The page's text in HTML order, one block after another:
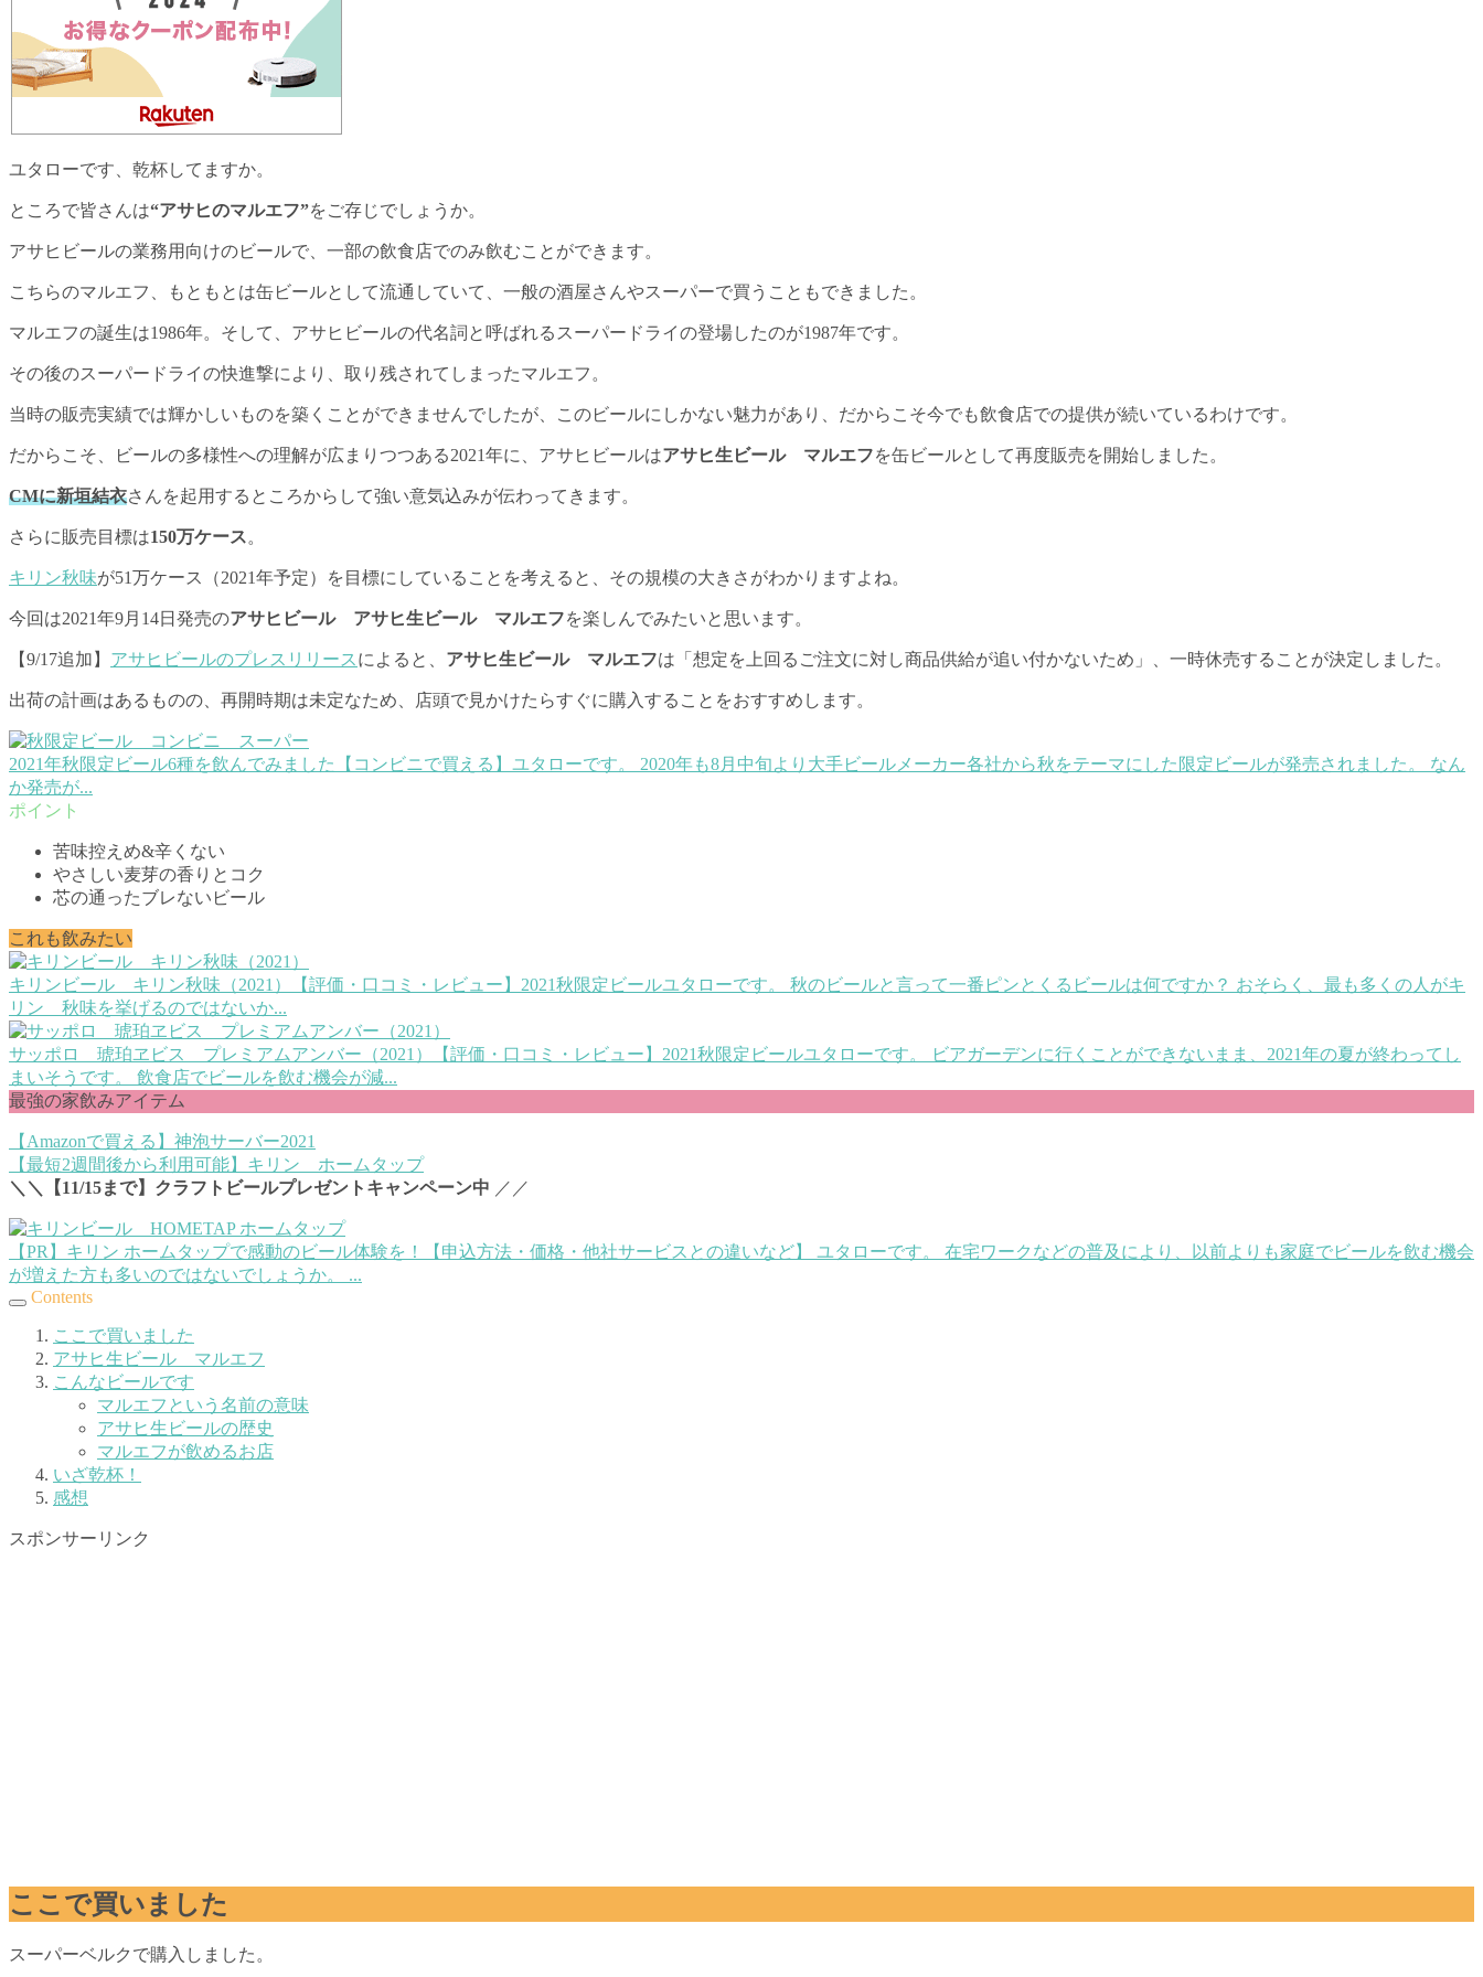
ユタローです、乾杯してますか。
ところで皆さんは“アサヒのマルエフ”をご存じでしょうか。
アサヒビールの業務用向けのビールで、一部の飲食店でのみ飲むことができます。
こちらのマルエフ、もともとは缶ビールとして流通していて、一般の酒屋さんやスーパーで買うこともできました。
マルエフの誕生は1986年。そして、アサヒビールの代名詞と呼ばれるスーパードライの登場したのが1987年です。
その後のスーパードライの快進撃により、取り残されてしまったマルエフ。
当時の販売実績では輝かしいものを築くことができませんでしたが、このビールにしかない魅力があり、だからこそ今でも飲食店での提供が続いているわけです。
だからこそ、ビールの多様性への理解が広まりつつある2021年に、アサヒビールはアサヒ生ビール マルエフを缶ビールとして再度販売を開始しました。
CMに新垣結衣さんを起用するところからして強い意気込みが伝わってきます。
さらに販売目標は150万ケース。
キリン秋味が51万ケース（2021年予定）を目標にしていることを考えると、その規模の大きさがわかりますよね。
今回は2021年9月14日発売のアサヒビール アサヒ生ビール マルエフを楽しんでみたいと思います。
【9/17追加】 アサヒビールのプレスリリースによると、 アサヒ生ビール マルエフは「想定を上回るご注文に対し商品供給が追い付かないため」、一時休売することが決定しました。
出荷の計画はあるものの、再開時期は未定なため、店頭で見かけたらすぐに購入することをおすすめします。
2021年秋限定ビール6種を飲んでみました【コンビニで買える】 ユタローです。 2020年も8月中旬より大手ビールメーカー各社から秋をテーマにした限定ビールが発売されました。 なん
か発売が...
苦味控えめ&辛くない
やさしい麦芽の香りとコク
芯の通ったブレないビール
これも飲みたい
キリンビール キリン秋味（2021）【評価・口コミ・レビュー】2021秋限定ビールユタローです。 秋のビールと言って一番ピンとくるビールは何ですか？ おそらく、最も多くの人がキ
リン 秋味を挙げるのではないか...
サッポロ 琥珀ヱビス プレミアムアンバー（2021）【評価・口コミ・レビュー】2021秋限定ビールユタローです。 ビアガーデンに行くことができないまま、2021年の夏が終わってし
まいそうです。 飲食店でビールを飲む機会が減...
最強の家飲みアイテム
【Amazonで買える】神泡サーバー2021
【最短2週間後から利用可能】キリン ホームタップ
＼＼【11/15まで】クラフトビールプレゼントキャンペーン中 ／／
【PR】キリン ホームタップで感動のビール体験を！【申込方法・価格・他社サービスとの違いなど】
ユタローです。 在宅ワークなどの普及により、以前よりも家庭でビールを飲む機会
が増えた方も多いのではないでしょうか。 ...
Contents
ここで買いました
アサヒ生ビール マルエフ
こんなビールです
マルエフという名前の意味
アサヒ生ビールの歴史
マルエフが飲めるお店
いざ乾杯！
感想
スポンサーリンク
ここで買いました
スーパーベルクで購入しました。